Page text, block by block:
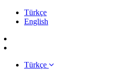
Türkçe
English
Türkçe